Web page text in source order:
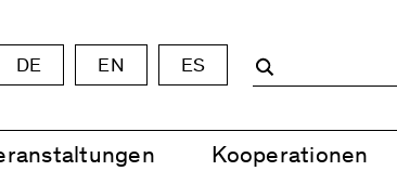
DE EN ES
Kooperationen